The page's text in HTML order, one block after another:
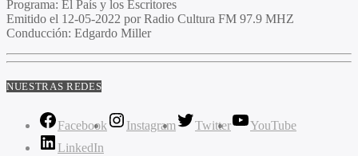
Programa: El País y los Escritores
Emitido el 12-05-2022 por Radio Cultura FM 97.9 MHZ
Conducción: Edgardo Miller
NUESTRAS REDES
Facebook Instagram Twitter
YouTube
LinkedIn